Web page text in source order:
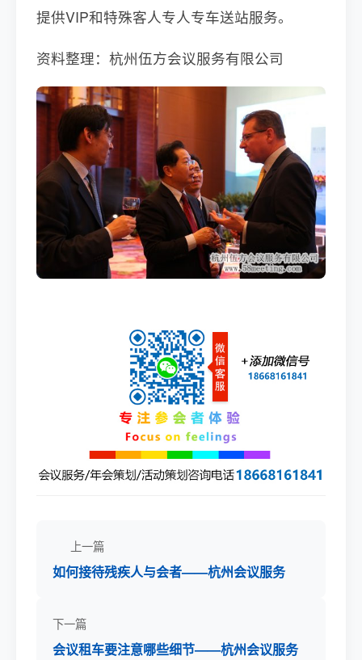
提供VIP和特殊客人专人专车送站服务。
资料整理：杭州伍方会议服务有限公司
上一篇
如何接待残疾人与会者——杭州会议服务
下一篇
会议租车要注意哪些细节——杭州会议服务